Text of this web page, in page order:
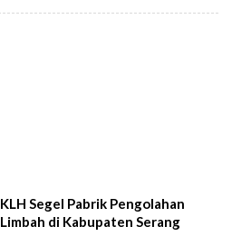
KLH Segel Pabrik Pengolahan
Limbah di Kabupaten Serang